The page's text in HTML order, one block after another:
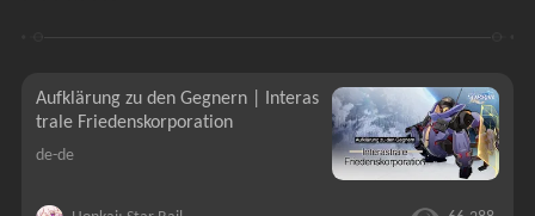
Aufklärung zu den Gegnern | Interas
trale Friedenskorporation
de-de